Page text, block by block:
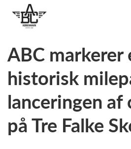
ABC markerer
historisk
lanceringen af
på Tre Falke